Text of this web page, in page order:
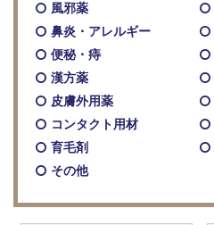
風邪薬
鼻炎・アレルギー
便秘・痔
漢方薬
皮膚外用薬
コンタクト用材
育毛剤
その他